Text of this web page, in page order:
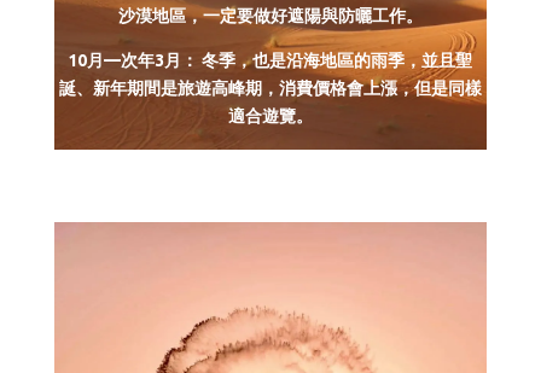
沙漠地區，一定要做好遮陽與防曬工作。
10月—次年3月： 冬季，也是沿海地區的雨季，並且聖
誕、新年期間是旅遊高峰期，消費價格會上漲，但是同樣
適合遊覽。